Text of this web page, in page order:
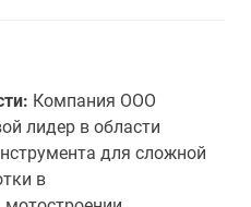
Компания ООО
лидер в области
для сложной
в